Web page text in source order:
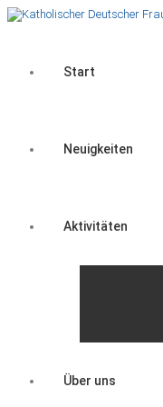
Start
Neuigkeiten
Aktivitäten
Über uns